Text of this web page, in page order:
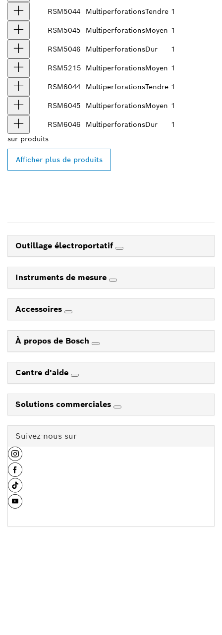
RSM5044 MultiperforationsTendre 1
RSM5045 MultiperforationsMoyen 1
RSM5046 MultiperforationsDur 1
RSM5215 MultiperforationsMoyen 1
RSM6044 MultiperforationsTendre 1
RSM6045 MultiperforationsMoyen 1
RSM6046 MultiperforationsDur
1
sur produits
Afficher plus de produits
Outillage électroportatif
Instruments de mesure
Accessoires
À propos de Bosch
Centre d'aide
Solutions commerciales
Suivez-nous sur